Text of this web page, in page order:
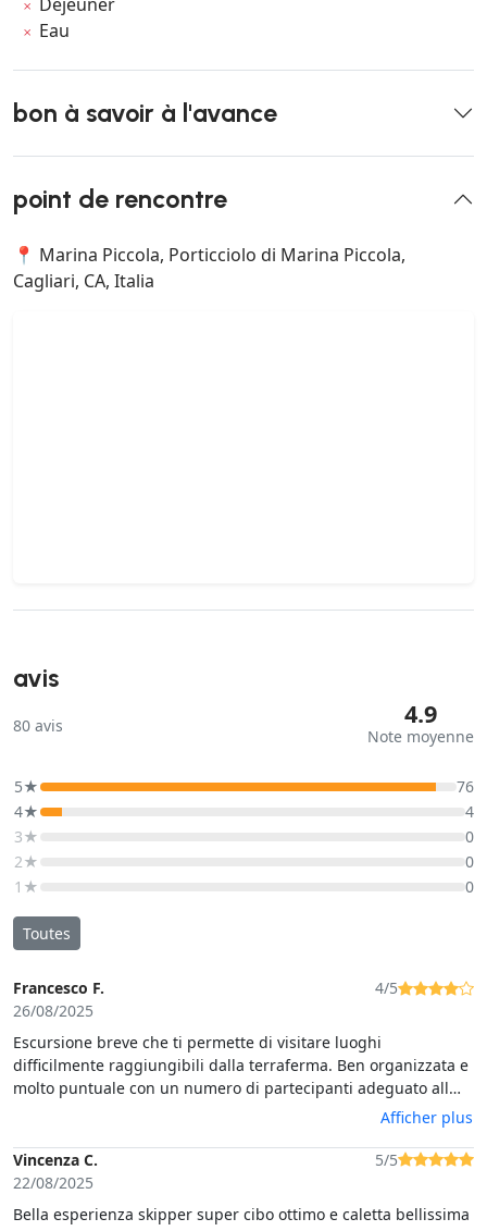
Eau
bon à savoir à l'avance
point de rencontre
📍 Marina Piccola, Porticciolo di Marina Piccola,
Cagliari, CA, Italia
avis
80 avis 4.9
Note moyenne
5★
76
4★
4
3★
0
2★
0
1★
0
Toutes
Francesco F.
26/08/2025
4/5
Escursione breve che ti permette di visitare luoghi
difficilmente raggiungibili dalla terraferma. Ben organizzata e
molto puntuale con un numero di partecipanti adeguato all
imbarcazione.Bravo lo skipper Tommy che ha contribuito a
creare un buon ambiente nonostante avessimo anche bambini
al seguito, che si sono divertiti tantissimo.
Afficher plus
Vincenza C.
22/08/2025
5/5
Bella esperienza skipper super cibo ottimo e caletta bellissima